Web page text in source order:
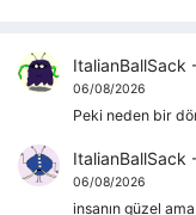
ItalianBallSack
06/08/2026
Peki neden bir
ItalianBallSack
06/08/2026
insanın güzel